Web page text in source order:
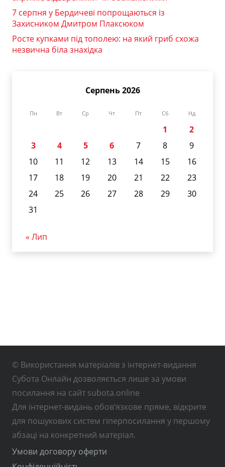
7 серпня у Бердичеві попрощаються із
Захисником Дмитром Плаксюком
Росте купками під тополею: на який гриб схожа
незвична біла знахідка
Серпень 2026
Пн Вт Ср Чт Пт Сб Нд
1
2
3
4 5 6 7 8
9
10
11 12 13 14 15
16
17
18 19 20 21 22
23
24
25 26 27 28 29
30
31
« Лип
© Використання матеріалів з інтернет-видання
Субота Онлайн дозволяється лише за умови
посилання на сайт subota.online
Для інтернет-видань обов’язкове пряме, відкрите
для пошукових систем гіперпосилання у першому
абзаці на конкретний матеріал.
Умови договору оферти